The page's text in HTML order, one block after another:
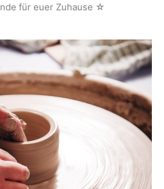
für euer Zuhause ☆